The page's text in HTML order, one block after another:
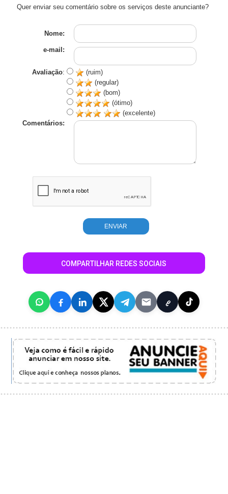
Quer enviar seu comentário sobre os serviços deste anunciante?
Nome:
e-mail:
Avaliação:
(ruim)
(regular)
(bom)
(ótimo)
(excelente)
Comentários:
COMPARTILHAR REDES SOCIAIS